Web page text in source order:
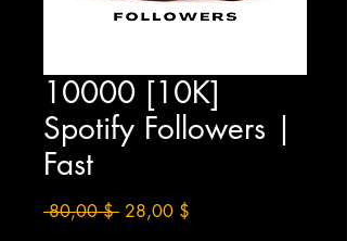
10000 [10K]
Spotify Followers |
Fast
80,00 $ Обычная
28,00 $